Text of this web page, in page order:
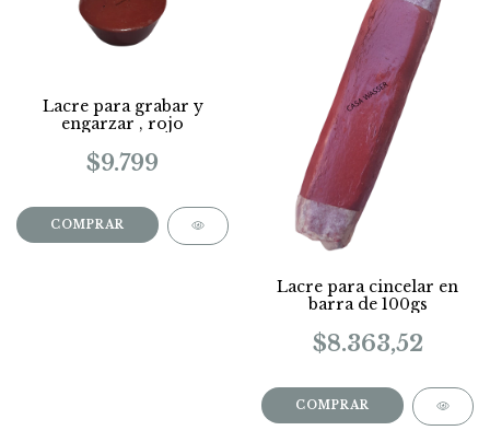
Lacre para grabar y
engarzar , rojo
$9.799
Lacre para cincelar en
barra de 100gs
$8.363,52